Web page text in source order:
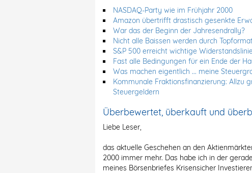
NASDAQ-Party wie im Frühjahr 2000
Amazon übertrifft drastisch gesenkte
War das der Beginn der Jahresendrally?
Nicht alle Baissen werden durch
S&P 500 erreicht wichtige Widerstandslinie
Fast alle Bedingungen für ein Ende der
Was machen eigentlich ... meine
Kommunale Fraktionsfinanzierung: Allzu
Steuergeldern
Überbewertet, überkauft und
Liebe Leser,
das aktuelle Geschehen an den
2000 immer mehr. Das habe ich in der
meines Börsenbriefes Krisensicher